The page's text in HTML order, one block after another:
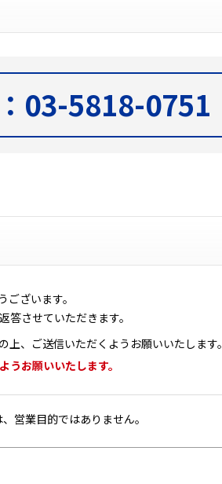
03-5818-0751
ざいます。
させていただきます。
上、ご送信いただくようお願いいたします。
お願いいたします。
営業目的ではありません。